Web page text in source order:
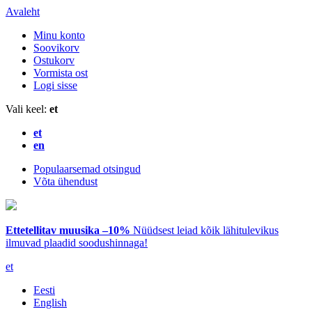
Avaleht
Minu konto
Soovikorv
Ostukorv
Vormista ost
Logi sisse
Vali keel: et
et
en
Populaarsemad otsingud
Võta ühendust
Ettetellitav muusika –10% Nüüdsest leiad kõik lähitulevikus
ilmuvad plaadid soodushinnaga!
et
Eesti
English